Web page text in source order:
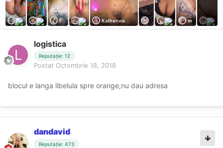
logistica
Reputație: 12
Postat Octombrie 18, 2018
blocul e langa libelula spre orange,nu dau adresa
dandavid
Reputație: 473